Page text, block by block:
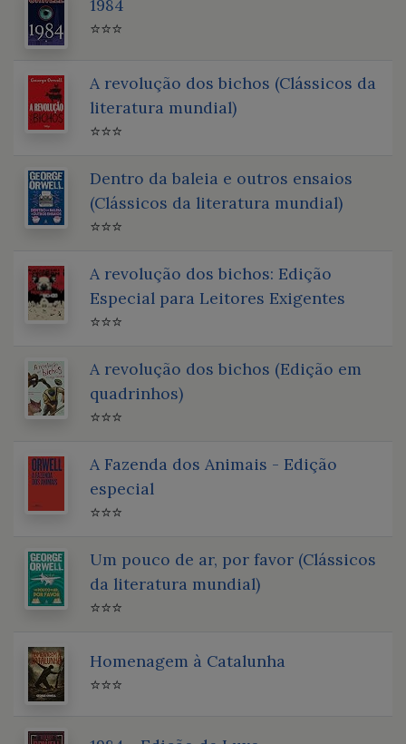
1984
⭐⭐⭐
A revolução dos bichos (Clássicos da
literatura mundial)
⭐⭐⭐
Dentro da baleia e outros ensaios
(Clássicos da literatura mundial)
⭐⭐⭐
A revolução dos bichos: Edição
Especial para Leitores Exigentes
⭐⭐⭐
A revolução dos bichos (Edição em
quadrinhos)
⭐⭐⭐
A Fazenda dos Animais - Edição
especial
⭐⭐⭐
Um pouco de ar, por favor (Clássicos
da literatura mundial)
⭐⭐⭐
Homenagem à Catalunha
⭐⭐⭐